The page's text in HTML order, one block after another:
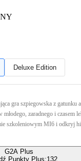
Deluxe Edition
gra szpiegowska z gatunku
zaradnego i czasem
szkoleniowym MI6 i odkryj
G2A Plus
Punkty Plus:132